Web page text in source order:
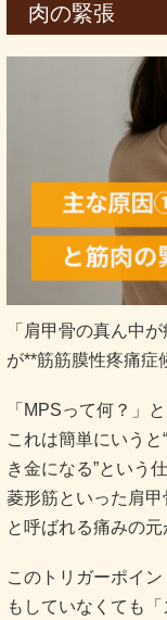
肉の緊張
「肩甲骨の真ん中
が**筋筋膜性疼痛症
「MPSって何？」
これは簡単にいうと
き金になる”という
菱形筋といった肩
と呼ばれる痛みの元
このトリガーポイ
もしていなくても